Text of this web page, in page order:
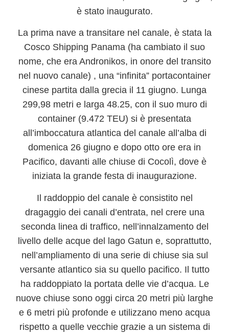
è stato inaugurato.
La prima nave a transitare nel canale, è stata la
Cosco Shipping Panama (ha cambiato il suo
nome, che era Andronikos, in onore del transito
nel nuovo canale) , una “infinita” portacontainer
cinese partita dalla grecia il 11 giugno. Lunga
299,98 metri e larga 48.25, con il suo muro di
container (9.472 TEU) si è presentata
all’imboccatura atlantica del canale all’alba di
domenica 26 giugno e dopo otto ore era in
Pacifico, davanti alle chiuse di Cocolì, dove è
iniziata la grande festa di inaugurazione.
Il raddoppio del canale è consistito nel
dragaggio dei canali d’entrata, nel crere una
seconda linea di traffico, nell’innalzamento del
livello delle acque del lago Gatun e, soprattutto,
nell’ampliamento di una serie di chiuse sia sul
versante atlantico sia su quello pacifico. Il tutto
ha raddoppiato la portata delle vie d’acqua. Le
nuove chiuse sono oggi circa 20 metri più larghe
e 6 metri più profonde e utilizzano meno acqua
rispetto a quelle vecchie grazie a un sistema di